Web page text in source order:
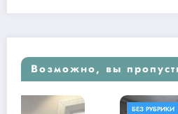
Возможно, вы
БЕЗ РУБРИКИ